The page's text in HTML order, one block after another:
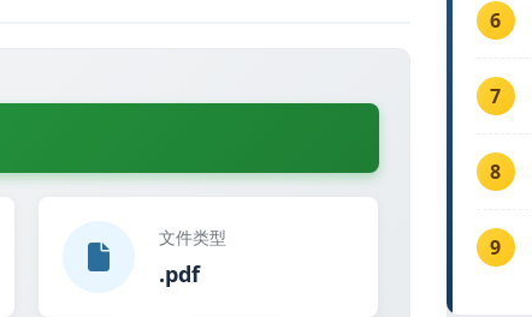
文件类型
.pdf
6
7
8
9